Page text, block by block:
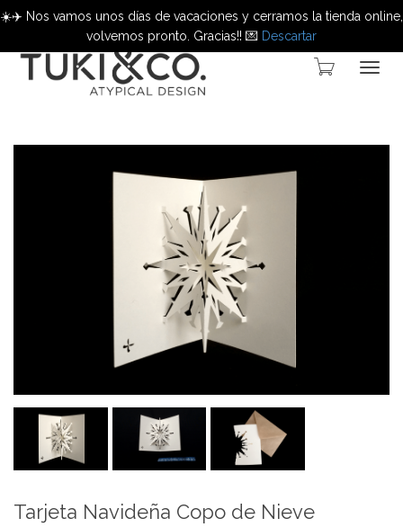
Tarjeta Navideña Copo de Nieve
☀️✈️ Nos vamos unos días de vacaciones y cerramos la tienda online,
volvemos pronto. Gracias!! 💌 Descartar